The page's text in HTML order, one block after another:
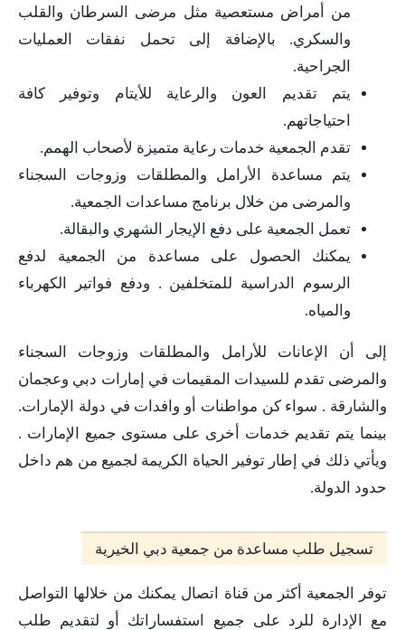
من أمراض مستعصية مثل مرضى السرطان والقلب
والسكري. بالإضافة إلى تحمل نفقات العمليات
الجراحية.
يتم تقديم العون والرعاية للأيتام وتوفير كافة
احتياجاتهم.
تقدم الجمعية خدمات رعاية متميزة لأصحاب الهمم.
يتم مساعدة الأرامل والمطلقات وزوجات السجناء
والمرضى من خلال برنامج مساعدات الجمعية.
تعمل الجمعية على دفع الإيجار الشهري والبقالة.
يمكنك الحصول على مساعدة من الجمعية لدفع
الرسوم الدراسية للمتخلفين . ودفع فواتير الكهرباء
والمياه.
إلى أن الإعانات للأرامل والمطلقات وزوجات السجناء
والمرضى تقدم للسيدات المقيمات في إمارات دبي وعجمان
والشارقة . سواء كن مواطنات أو وافدات في دولة الإمارات.
بينما يتم تقديم خدمات أخرى على مستوى جميع الإمارات .
ويأتي ذلك في إطار توفير الحياة الكريمة لجميع من هم داخل
حدود الدولة.
تسجيل طلب مساعدة من جمعية دبي الخيرية
توفر الجمعية أكثر من قناة اتصال يمكنك من خلالها التواصل
مع الإدارة للرد على جميع استفساراتك أو لتقديم طلب